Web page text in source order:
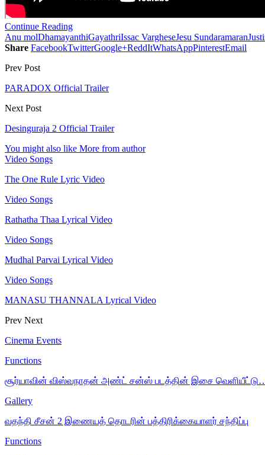
Continue Reading
Anu molDhamayanthiGayathriIssac VargheseJesu Sundaramaran
Share FacebookTwitterGoogle+ReddItWhatsAppPinterestEmail
Prev Post
PARADOX Official Trailer
Next Post
Desinguraja 2 Official Trailer
You might also like More from author
Video Songs
The One Rule Lyric Video
Video Songs
Rathatha Thaa Lyrical Video
Video Songs
Mudhal Parvai Lyrical Video
Video Songs
MANASU THANNALA Lyrical Video
Prev Next
Cinema Events
Functions
சூர்யாவின் விஸ்வநாதன் அண்ட் சன்ஸ் படத்தின் இசை
Gallery
வதந்தி சீசன் 2 இணையத் தொடரின் பத்திரிக்கையாளர் சந்திப்பு
Functions